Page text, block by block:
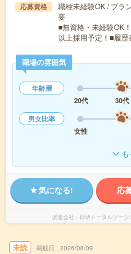
応募資格
職種未経験OK / ブラ
要
■無資格・未経験OK
以上採用予定！■履
職場の雰囲気
年齢層
20代
30代
男女比率
女性
気になる! 応
派遣会社 日研トータルソー
未読 掲載日 2026/08/09